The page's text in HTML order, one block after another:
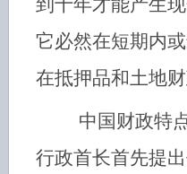
它必然在短期内
在抵押品和土地财
中国财政特点
行政首长首先提